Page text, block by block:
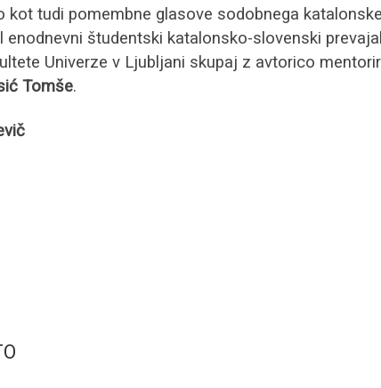
tudi pomembne glasove sodobnega
študentski katalonsko-slovenski
Univerze v Ljubljani skupaj z avtorico
Tomše.